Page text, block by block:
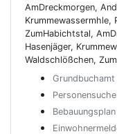
AmDreckmorgen,
ZumHabichtstal,
Hasenjäger,
Waldschlößchen,
Grundbuchamt